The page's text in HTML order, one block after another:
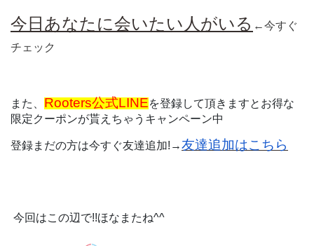
今日あなたに会いたい人がいる ←今すぐ
チェック
また、 Rooters公式LINEを登録して頂きますとお得な
限定クーポンが貰えちゃうキャンペーン中
登録まだの方は今すぐ友達追加!→友達追加はこちら
今回はこの辺で!!ほなまたね^^